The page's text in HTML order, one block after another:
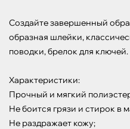
Создайте завершенный
образная шлейки,
поводки, брелок для ключей.
Характеристики:
Прочный и мягкий
Не боится грязи и стирок в
Не раздражает кожу;